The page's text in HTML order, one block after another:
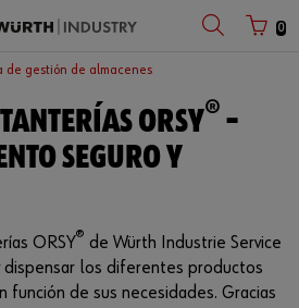
0
de trabajo
específica
de gestión de almacenes
ORSY® –
SEGURO Y
ORSY® de Würth Industrie Service
dispensar los diferentes productos
función de sus necesidades. Gracias